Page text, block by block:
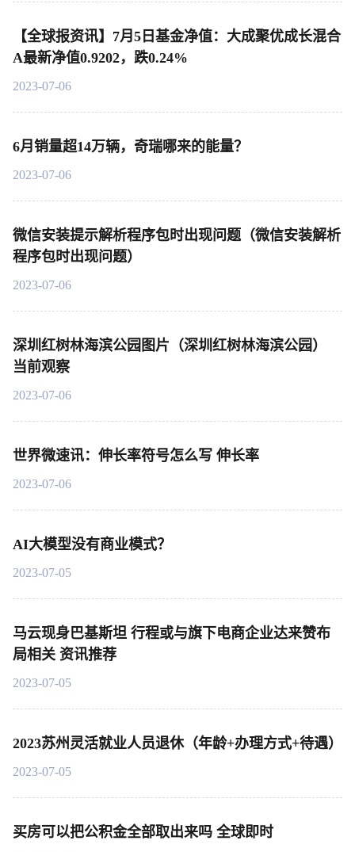
【全球报资讯】7月5日基金净值：大成聚优成长混合
A最新净值0.9202，跌0.24%
2023-07-06
6月销量超14万辆，奇瑞哪来的能量？
2023-07-06
微信安装提示解析程序包时出现问题（微信安装解析
程序包时出现问题）
2023-07-06
深圳红树林海滨公园图片（深圳红树林海滨公园）
当前观察
2023-07-06
世界微速讯：伸长率符号怎么写 伸长率
2023-07-06
AI大模型没有商业模式？
2023-07-05
马云现身巴基斯坦 行程或与旗下电商企业达来赞布
局相关 资讯推荐
2023-07-05
2023苏州灵活就业人员退休（年龄+办理方式+待遇）
2023-07-05
买房可以把公积金全部取出来吗 全球即时